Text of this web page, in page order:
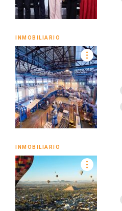
INMOBILIARIO
INMOBILIARIO